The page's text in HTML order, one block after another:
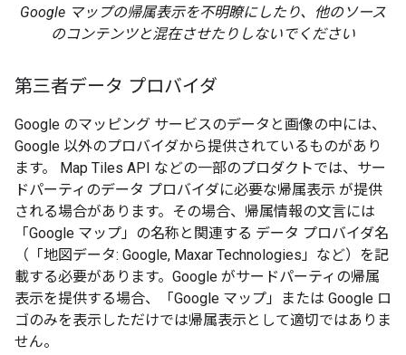
Google マップの帰属表示を不明瞭にしたり、他のソース
のコンテンツと混在させたりしないでください
第三者データ プロバイダ
Google のマッピング サービスのデータと画像の中には、
Google 以外のプロバイダから提供されているものがあり
ます。 Map Tiles API などの一部のプロダクトでは、サー
ドパーティのデータ プロバイダに必要な帰属表示 が提供
される場合があります。その場合、帰属情報の文言には
「Google マップ」の名称と関連する データ プロバイダ名
（「地図データ: Google, Maxar Technologies」など）を記
載する必要があります。Google がサードパーティの帰属
表示を提供する場合、「Google マップ」または Google ロ
ゴのみを表示しただけでは帰属表示として適切ではありま
せん。